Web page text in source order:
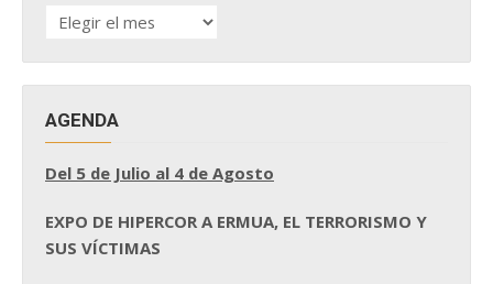
HISTÓRICO
DE
AGENDA
Del 5 de Julio al 4 de Agosto
EXPO DE HIPERCOR A ERMUA, EL TERRORISMO Y
SUS VÍCTIMAS